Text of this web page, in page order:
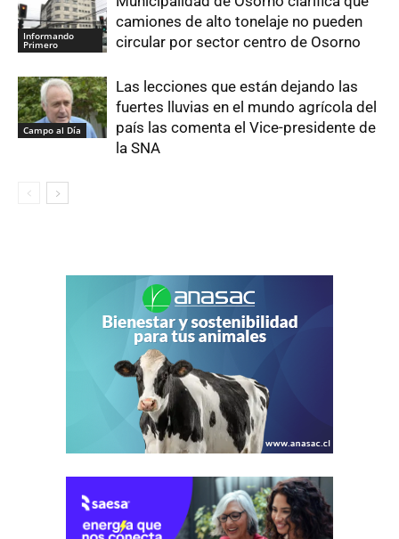
Informando
Primero
camiones de alto tonelaje no pueden
circular por sector centro de Osorno
Campo al Día
Las lecciones que están dejando las
fuertes lluvias en el mundo agrícola del
país las comenta el Vice-presidente de
la SNA